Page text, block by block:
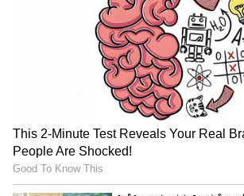
ಬೆಂಬಲವೂ ಸಿಗುತ್ತದೆ. ಆರ್ಥಿಕವಾಗಿ,
ಆರ್ಥಿಕ ಲಾಭಗಳನ್ನು ಅನುಭವಿಸುವ